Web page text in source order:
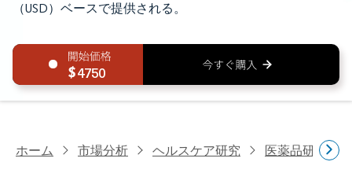
（USD）ベースで提供される。
4750
ホーム 市場分析 ヘルスケア研究 医薬品研究